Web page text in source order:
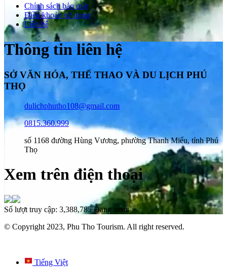
Chính sách bảo mật
Điều khoản sử dụng
Liên hệ
Thông tin liên hệ
SỞ VĂN HÓA, THỂ THAO VÀ DU LỊCH PHÚ
THỌ
dulichphutho108@gmail.com
0815.360.999
số 1168 đường Hùng Vương, phường Thanh Miếu, tỉnh Phú
Thọ
Xem trên điện thoại
Số lượt truy cập: 3,388,785Đang xem:
© Copyright 2023, Phu Tho Tourism. All right reserved.
Tiếng Việt